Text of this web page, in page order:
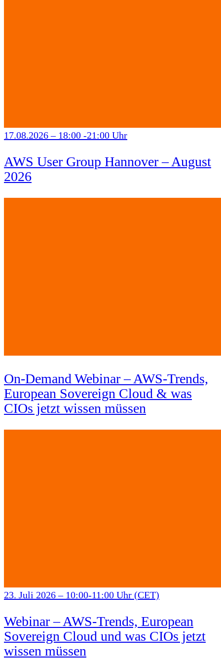
17.08.2026 – 18:00 -21:00 Uhr
AWS User Group Hannover – August
2026
On-Demand Webinar – AWS-Trends,
European Sovereign Cloud & was
CIOs jetzt wissen müssen
23. Juli 2026 – 10:00-11:00 Uhr (CET)
Webinar – AWS-Trends, European
Sovereign Cloud und was CIOs jetzt
wissen müssen